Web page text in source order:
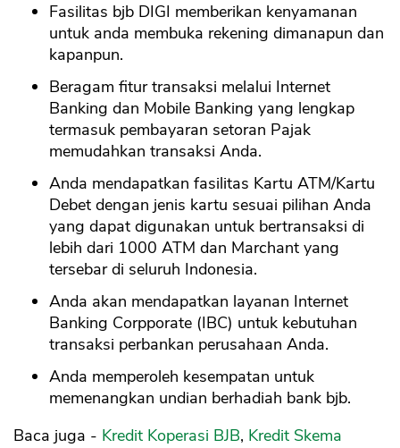
Fasilitas bjb DIGI memberikan kenyamanan
untuk anda membuka rekening dimanapun dan
kapanpun.
Beragam fitur transaksi melalui Internet
Banking dan Mobile Banking yang lengkap
termasuk pembayaran setoran Pajak
memudahkan transaksi Anda.
Anda mendapatkan fasilitas Kartu ATM/Kartu
Debet dengan jenis kartu sesuai pilihan Anda
yang dapat digunakan untuk bertransaksi di
lebih dari 1000 ATM dan Marchant yang
tersebar di seluruh Indonesia.
Anda akan mendapatkan layanan Internet
Banking Corpporate (IBC) untuk kebutuhan
transaksi perbankan perusahaan Anda.
Anda memperoleh kesempatan untuk
memenangkan undian berhadiah bank bjb.
Baca juga - Kredit Koperasi BJB, Kredit Skema